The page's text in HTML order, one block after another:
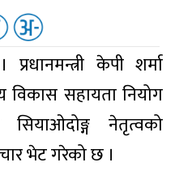
केपी शर्मा
विकास सहायता नियोग
नेतृत्वको
भेट गरेको छ ।